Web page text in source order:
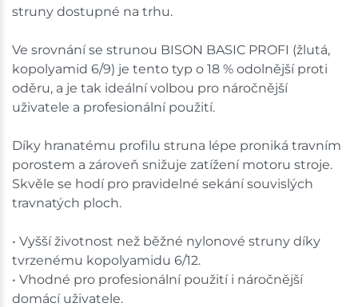
struny dostupné na trhu.
Ve srovnání se strunou BISON BASIC PROFI (žlutá,
kopolyamid 6/9) je tento typ o 18 % odolnější proti
oděru, a je tak ideální volbou pro náročnější
uživatele a profesionální použití.
Díky hranatému profilu struna lépe proniká travním
porostem a zároveň snižuje zatížení motoru stroje.
Skvěle se hodí pro pravidelné sekání souvislých
travnatých ploch.
• Vyšší životnost než běžné nylonové struny díky
tvrzenému kopolyamidu 6/12.
• Vhodné pro profesionální použití i náročnější
domácí uživatele.